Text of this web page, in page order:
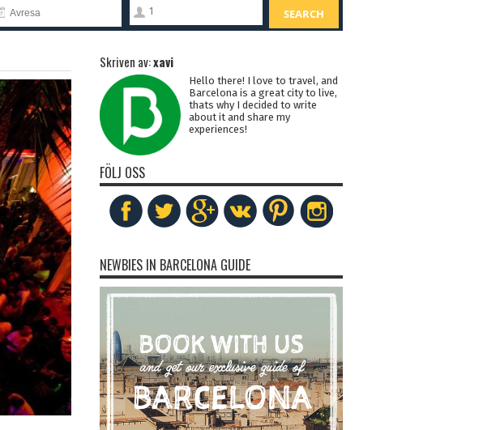
1 SEARCH
Skriven av:xavi
Hello there! I love to travel, and
Barcelona is a great city to live,
thats why I decided to write
about it and share my
experiences!
FÖLJ OSS
NEWBIES IN BARCELONA GUIDE